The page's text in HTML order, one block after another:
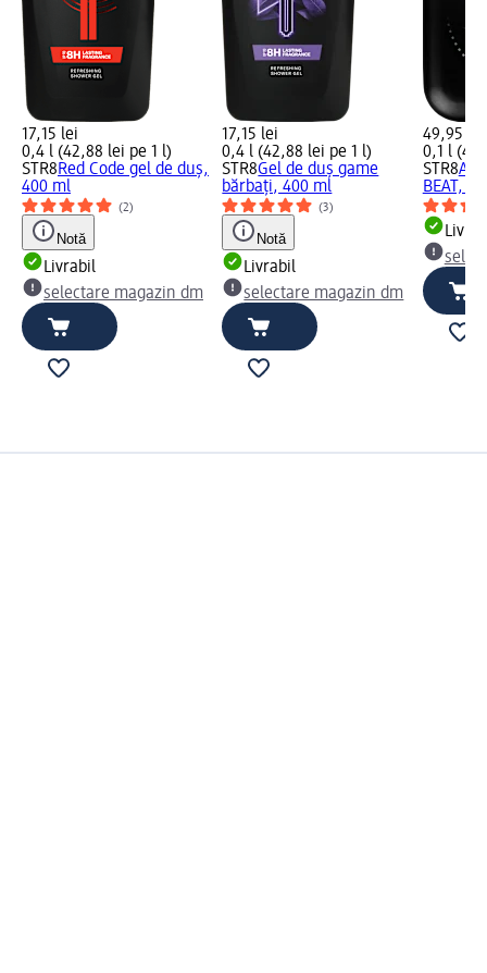
17,15 lei
0,4 l (42,88 lei pe 1 l)
STR8Red Code gel de duș,
400 ml
(2)
Notă
Livrabil
selectare magazin dm
17,15 lei
0,4 l (42,88 lei pe 1 l)
STR8Gel de duș game
bărbați, 400 ml
(3)
Notă
Livrabil
selectare magazin dm
49,95 lei
0,1 l
STR8
BEAT,